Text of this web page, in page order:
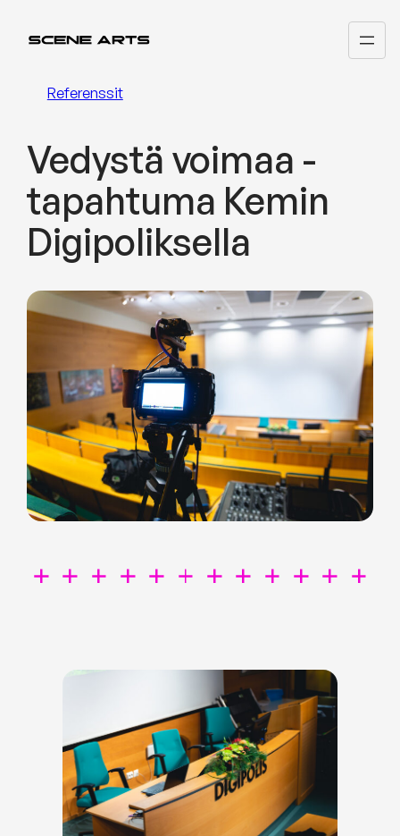
sisältöön
Referenssit
Vedystä voimaa -
tapahtuma Kemin
Digipoliksella